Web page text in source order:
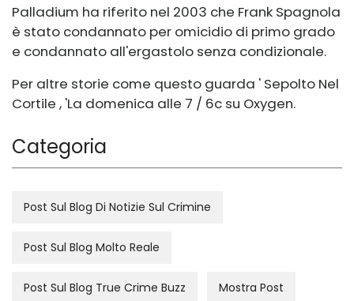
Palladium ha riferito nel 2003 che Frank Spagnola
è stato condannato per omicidio di primo grado
e condannato all'ergastolo senza condizionale.
Per altre storie come questo guarda ' Sepolto Nel
Cortile , 'La domenica alle 7 / 6c su Oxygen.
Categoria
Post Sul Blog Di Notizie Sul Crimine
Post Sul Blog Molto Reale
Post Sul Blog True Crime Buzz Mostra Post